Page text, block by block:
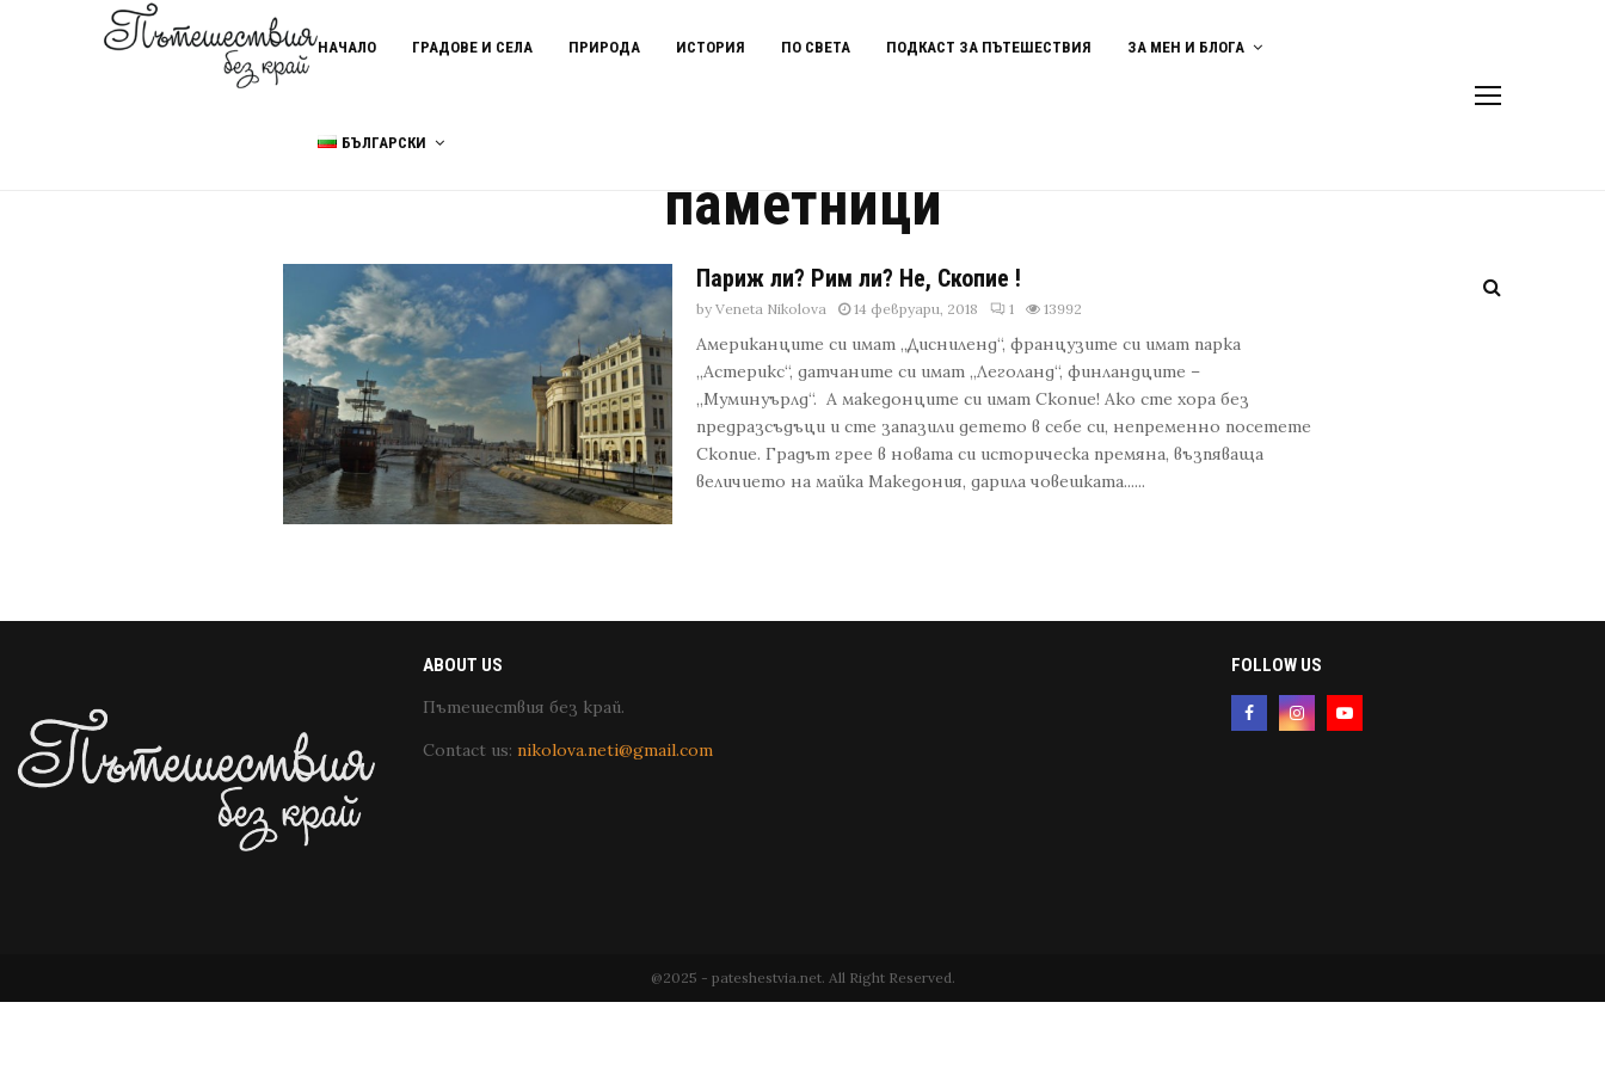
НАЧАЛО ГРАДОВЕ И СЕЛА ПРИРОДА ИСТОРИЯ ПО СВЕТА ПОДКАСТ ЗА ПЪТЕШЕСТВИЯ ЗА МЕН И БЛОГА
БЪЛГАРСКИ
Home паметници
паметници
Париж ли? Рим ли? Не, Скопие !
byVeneta Nikolova 14 февруари, 2018 1 13992
Американците си имат „Дисниленд“, французите си имат парка
„Астерикс“, датчаните си имат „Леголанд“, финландците –
„Муминуърлд“. А македонците си имат Скопие! Ако сте хора без
предразсъдъци и сте запазили детето в себе си, непременно посетете
Скопие. Градът грее в новата си историческа премяна, възпяваща
величието на майка Македония, дарила човешката......
ABOUT US
Пътешествия без край.
Contact us: nikolova.neti@gmail.com
FOLLOW US
@2025 - pateshestvia.net. All Right Reserved.